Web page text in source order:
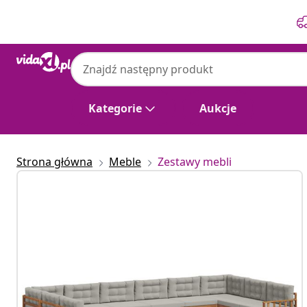
Kategorie Aukcje
Strona główna Meble Zestawy mebli